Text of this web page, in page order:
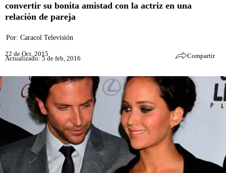
convertir su bonita amistad con la actriz en una
relación de pareja
Por: Caracol Televisión
22 de Oct, 2015
Actualizado: 5 de feb, 2016 Compartir